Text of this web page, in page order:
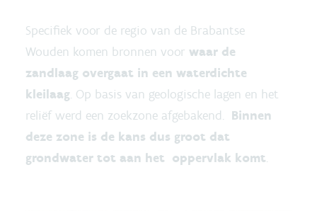
Specifiek voor de regio van de Brabantse
Wouden komen bronnen voor waar de
zandlaag overgaat in een waterdichte
kleilaag. Op basis van geologische lagen en het
reliëf werd een zoekzone afgebakend. Binnen
deze zone is de kans dus groot dat
grondwater tot aan het oppervlak komt.